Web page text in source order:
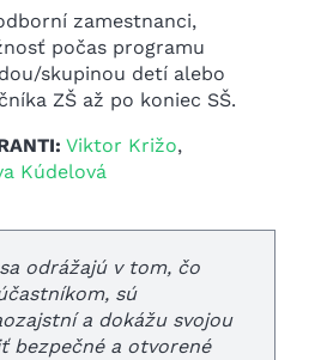
zamestnanci,
počas programu
skupinou detí alebo
ZŠ až po koniec SŠ.
Viktor Križo,
Kúdelová
odrážajú v tom, čo
sú
a dokážu svojou
bezpečné a otvorené